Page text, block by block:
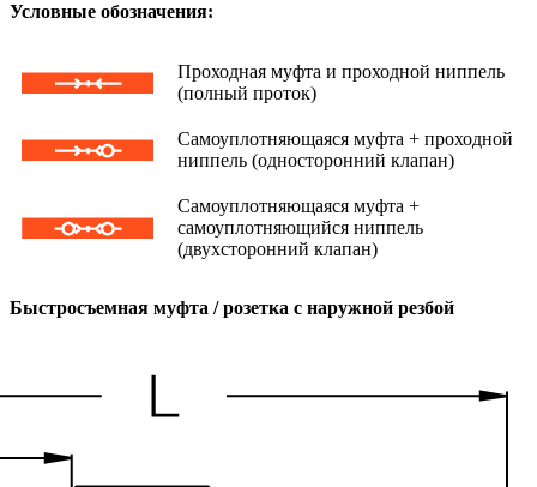
Условные обозначения:
Проходная муфта и проходной ниппель
(полный проток)
Самоуплотняющаяся муфта + проходной
ниппель (односторонний клапан)
Самоуплотняющаяся муфта +
самоуплотняющийся ниппель
(двухсторонний клапан)
Быстросъемная муфта / розетка с наружной резбой